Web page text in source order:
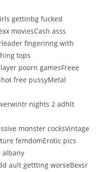
gettinbg fucked
moviesCash asss
fingerinng with
tops
poorn gamesFreee
free pussyMetal
nights 2 adhlt
monster cocksVintage
femdomErotic pics
albany
ault gettting worseBexsr